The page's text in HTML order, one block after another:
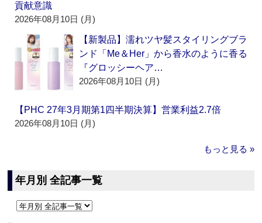
貢献意識
2026年08月10日 (月)
【新製品】濡れツヤ髪スタイリングブラ
ンド「Me＆Her」から香水のように香る
『グロッシーヘア…
2026年08月10日 (月)
【PHC 27年3月期第1四半期決算】営業利益2.7倍
2026年08月10日 (月)
もっと見る »
年月別 全記事一覧